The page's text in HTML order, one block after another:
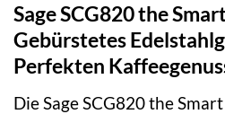
Sage SCG820 the
Gebürstetes
Perfekten
Die Sage SCG820 the